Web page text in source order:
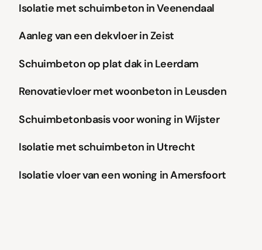
Isolatie met schuimbeton in Veenendaal
Dekvloer Vloerverwarming Renovatievloer
Aanleg van een dekvloer in Zeist
Schuimbeton Schuimbeton op daken
Schuimbeton op plat dak in Leerdam
Gevlinderd Woonbeton
Renovatievloer
Renovatievloer met woonbeton in Leusden
Schuimbeton
Schuimbetonbasis voor woning in Wijster
Schuimbeton Renovatievloer
Isolatie met schuimbeton in Utrecht
Schuimbeton Renovatievloer
Isolatie vloer van een woning in Amersfoort